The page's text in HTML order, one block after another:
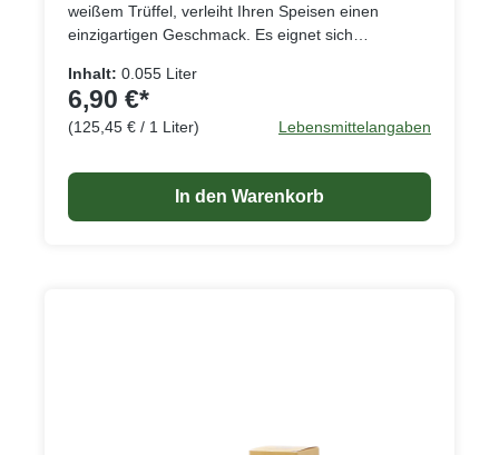
weißem Trüffel, verleiht Ihren Speisen einen
einzigartigen Geschmack. Es eignet sich
geschmacklich abzurunden oder zum Würzen von
Fleisch oder Fisch.
Inhalt: 0.055 Liter
6,90 €*
(125,45 € / 1 Liter) Lebensmittelangaben
In den Warenkorb